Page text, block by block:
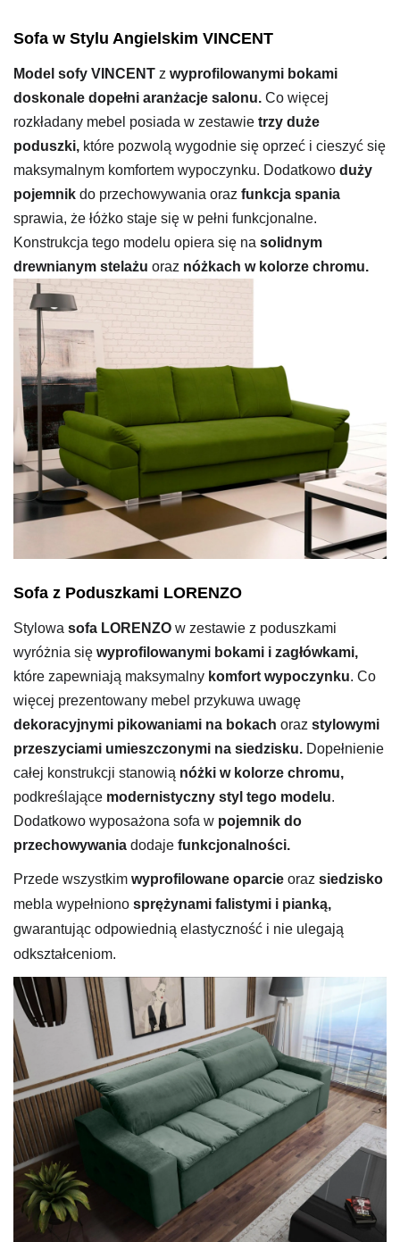
Sofa w Stylu Angielskim VINCENT
Model sofy VINCENT z wyprofilowanymi bokami
doskonale dopełni aranżacje salonu. Co więcej
rozkładany mebel posiada w zestawie trzy duże
poduszki, które pozwolą wygodnie się oprzeć i cieszyć się
maksymalnym komfortem wypoczynku. Dodatkowo duży
pojemnik do przechowywania oraz funkcja spania
sprawia, że łóżko staje się w pełni funkcjonalne.
Konstrukcja tego modelu opiera się na solidnym
drewnianym stelażu oraz nóżkach w kolorze chromu.
Sofa z Poduszkami LORENZO
Stylowa sofa LORENZO w zestawie z poduszkami
wyróżnia się wyprofilowanymi bokami i zagłówkami,
które zapewniają maksymalny komfort wypoczynku. Co
więcej prezentowany mebel przykuwa uwagę
dekoracyjnymi pikowaniami na bokach oraz stylowymi
przeszyciami umieszczonymi na siedzisku. Dopełnienie
całej konstrukcji stanowią nóżki w kolorze chromu,
podkreślające modernistyczny styl tego modelu.
Dodatkowo wyposażona sofa w pojemnik do
przechowywania dodaje funkcjonalności.
Przede wszystkim wyprofilowane oparcie oraz siedzisko
mebla wypełniono sprężynami falistymi i pianką,
gwarantując odpowiednią elastyczność i nie ulegają
odkształceniom.